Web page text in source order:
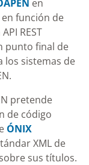
en
en función de
REST
punto final de
los sistemas de
pretende
de código
ÓNIX
XML de
sus títulos.